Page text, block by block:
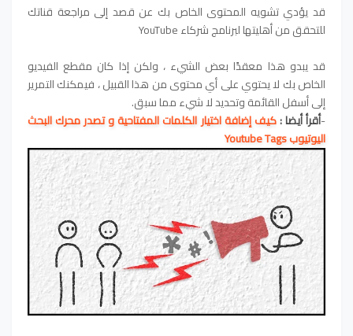
قد يؤدي تشويه المحتوى الخاص بك عن قصد إلى مراجعة قناتك
للتحقق من أهليتها لبرنامج شركاء YouTube
قد يبدو هذا معقدًا بعض الشيء ، ولكن إذا كان مقطع الفيديو
الخاص بك لا يحتوي على أي محتوى من هذا القبيل ، فيمكنك التمرير
إلى أسفل القائمة وتحديد لا شيء مما سبق.
-أقرأ أيضا :كيف إضافة اختيار الكلمات المفتاحية و تصدر محرك البحث
اليوتيوب Youtube Tags